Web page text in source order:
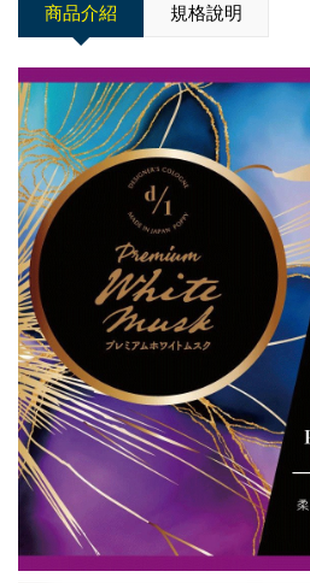
商品介紹 規格說明